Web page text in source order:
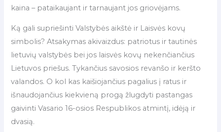
kaina – pataikaujant ir tarnaujant jos griovėjams.
Ką gali supriešinti Valstybės aikštė ir Laisvės kovų
simbolis? Atsakymas akivaizdus: patriotus ir tautinės
lietuvių valstybės bei jos laisvės kovų nekenčiančius
Lietuvos priešus. Tykančius savosios revanšo ir keršto
valandos. O kol kas kaišiojančius pagalius į ratus ir
išnaudojančius kiekvieną progą žlugdyti pastangas
gaivinti Vasario 16-osios Respublikos atmintį, idėją ir
dvasią.